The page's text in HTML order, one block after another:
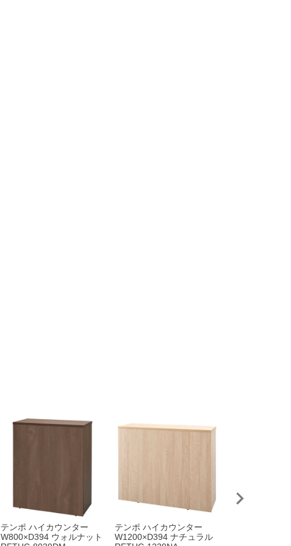
テンポ ハイカウンター
W800×D394 ウォルナット
テンポ ハイカウンター
W1200×D394 ナチュラル